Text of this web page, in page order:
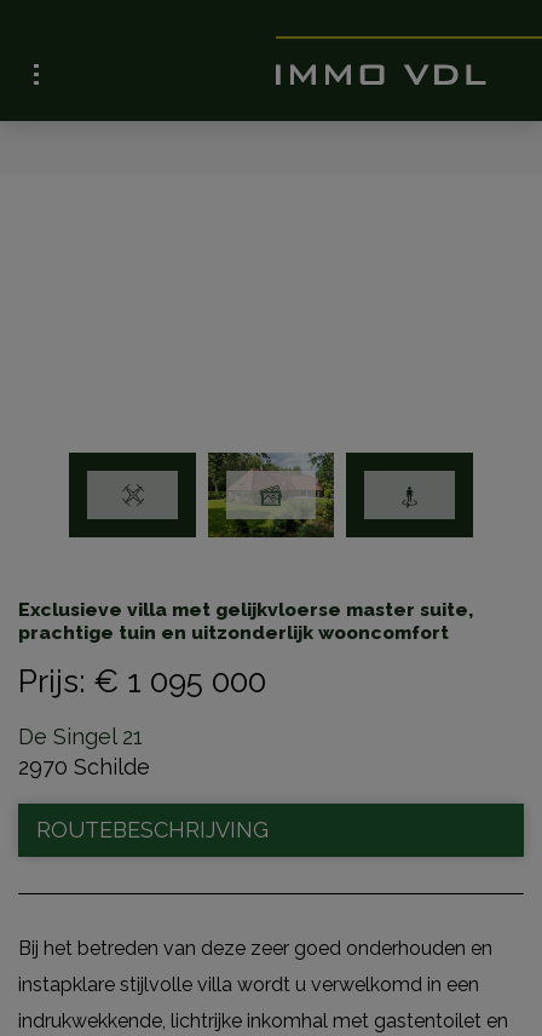
Exclusieve villa met gelijkvloerse master suite,
prachtige tuin en uitzonderlijk wooncomfort
Prijs: € 1 095 000
De Singel 21
2970 Schilde
ROUTEBESCHRIJVING
Bij het betreden van deze zeer goed onderhouden en
instapklare stijlvolle villa wordt u verwelkomd in een
indrukwekkende, lichtrijke inkomhal met gastentoilet en